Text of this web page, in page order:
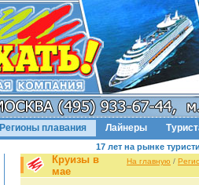
Регионы плавания Лайнеры
17 лет на рынке
Круизы в
мае
На главную /